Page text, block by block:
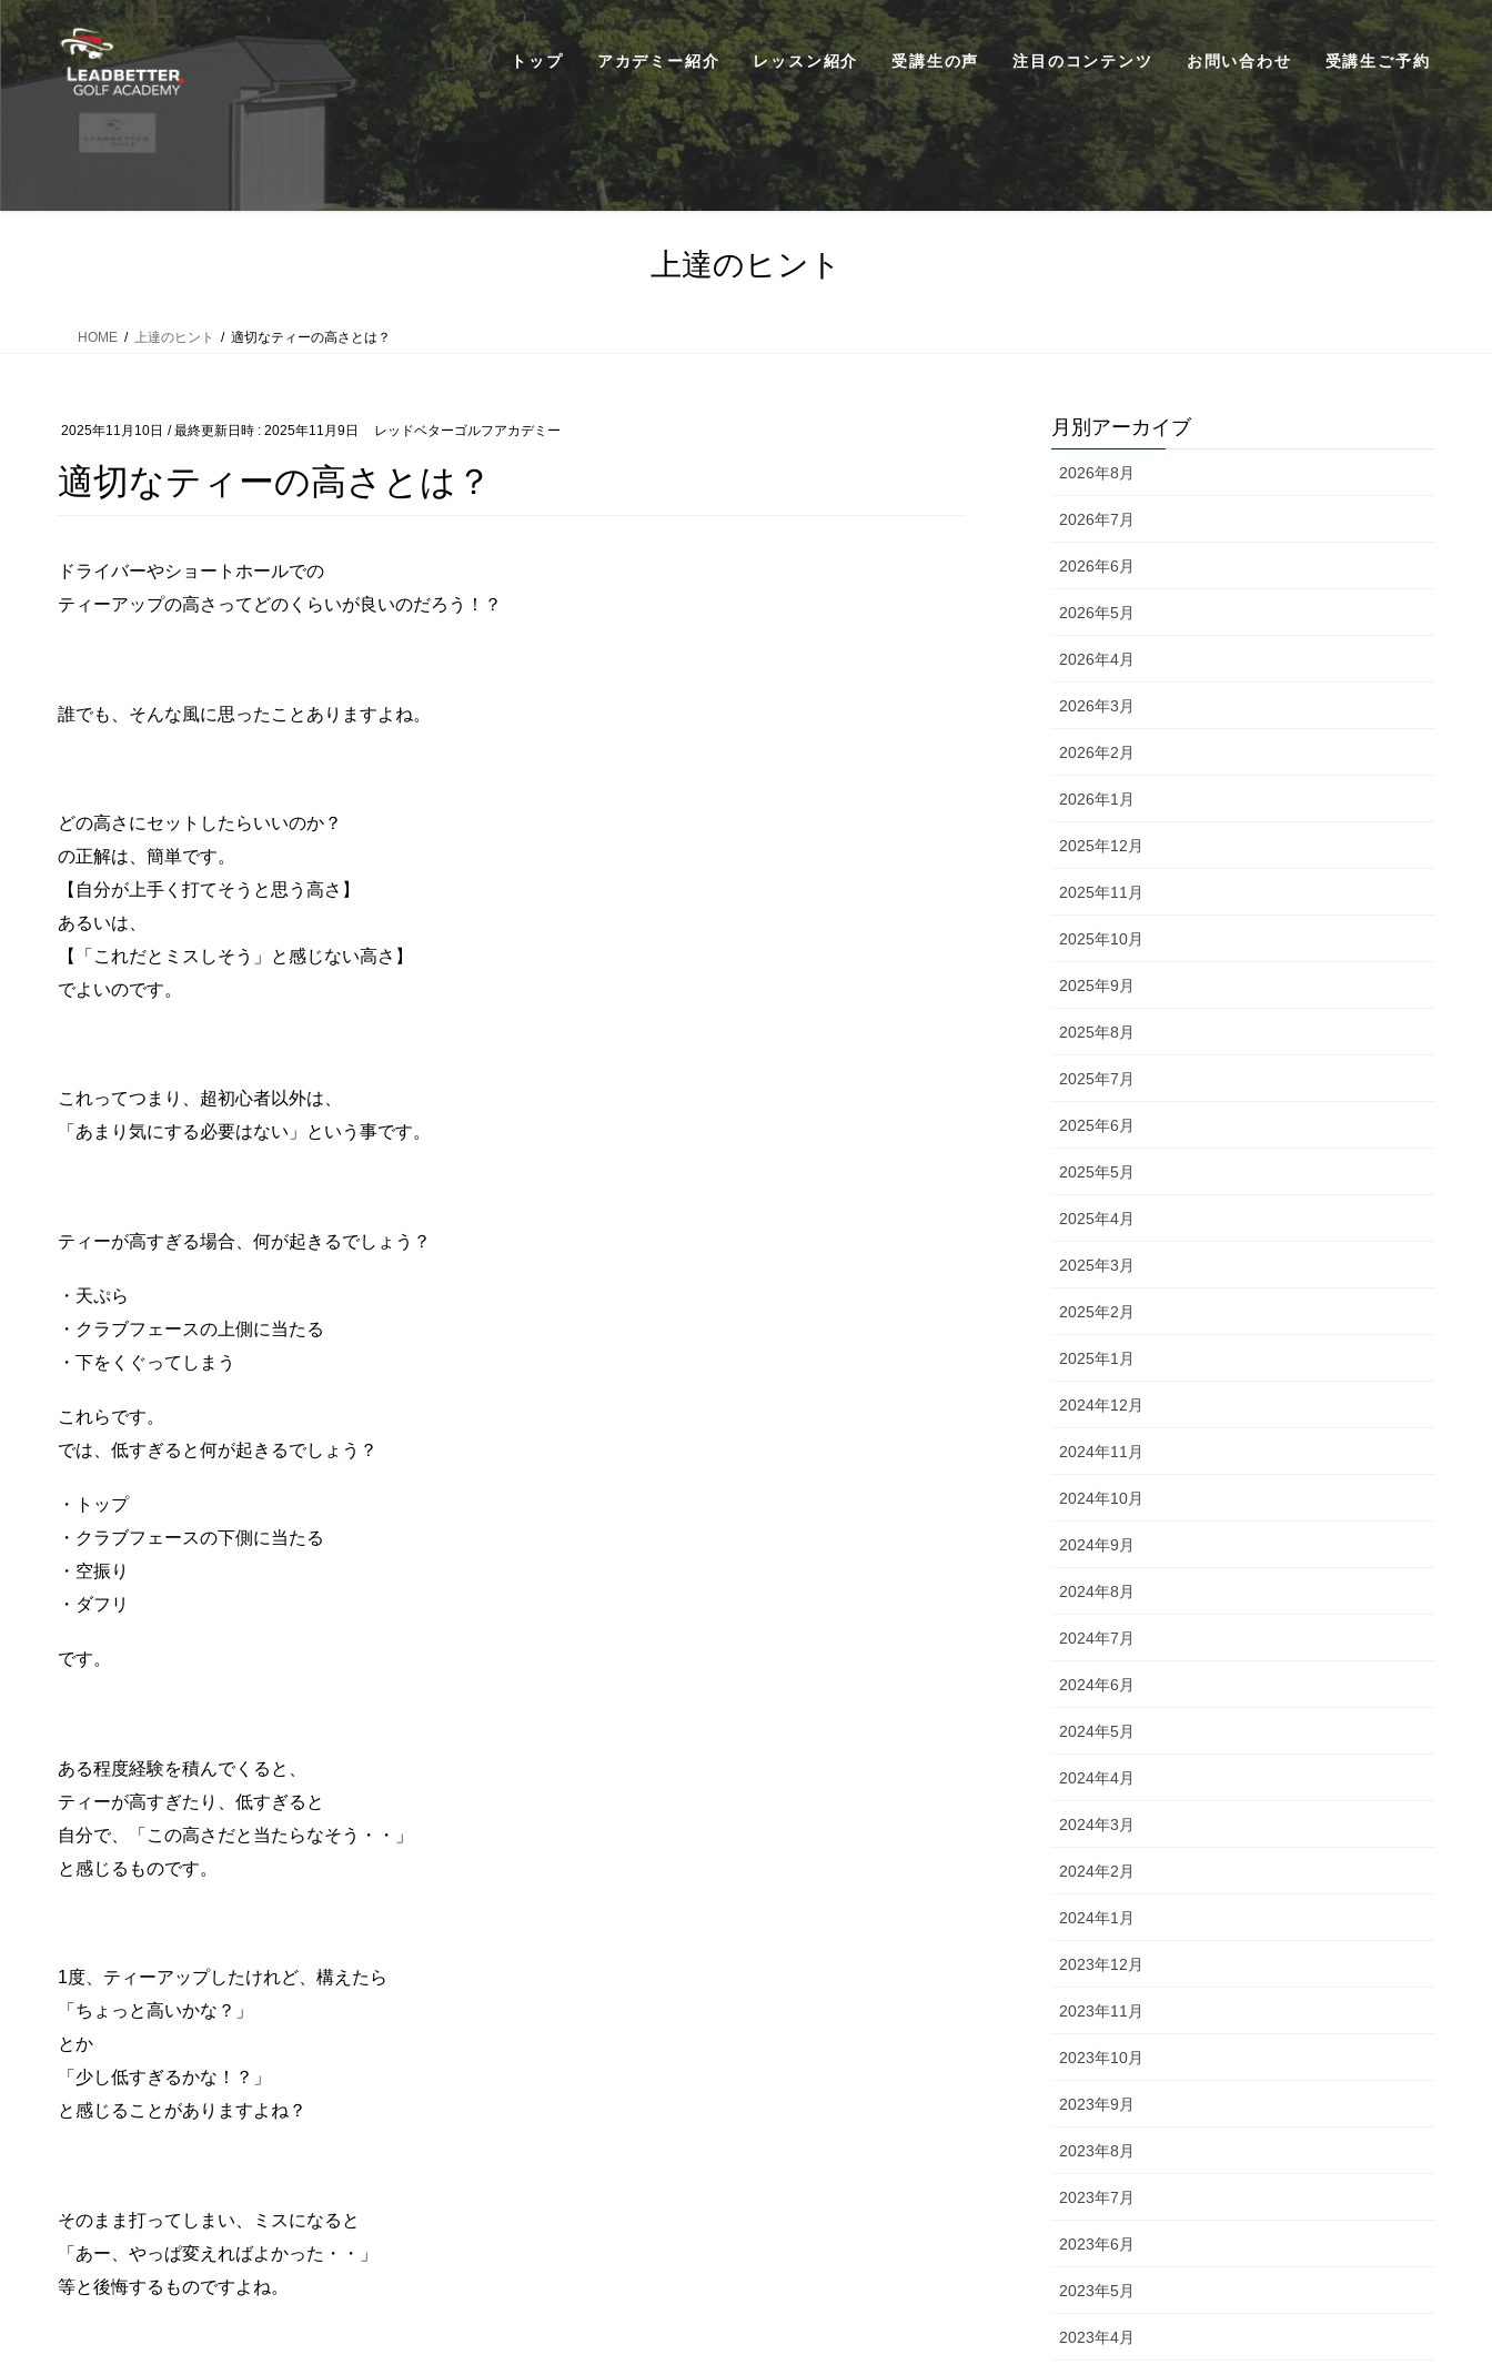
ン
ン
ビ
ー
トップ アカデミー紹介 レッスン紹介 受講生の声 注目のコンテンツ お問い合わせ 受講生ご予約
上達のヒント
HOME 上達のヒント 適切なティーの高さとは？
2025年11月10日 / 最終更新日時 : 2025年11月9日 レッドベターゴルフアカデミー
適切なティーの高さとは？
ドライバーやショートホールでの
ティーアップの高さってどのくらいが良いのだろう！？
誰でも、そんな風に思ったことありますよね。
どの高さにセットしたらいいのか？
の正解は、簡単です。
【自分が上手く打てそうと思う高さ】
あるいは、
【「これだとミスしそう」と感じない高さ】
でよいのです。
これってつまり、超初心者以外は、
「あまり気にする必要はない」という事です。
ティーが高すぎる場合、何が起きるでしょう？
・天ぷら
・クラブフェースの上側に当たる
・下をくぐってしまう
これらです。
では、低すぎると何が起きるでしょう？
・トップ
・クラブフェースの下側に当たる
・空振り
・ダフリ
です。
ある程度経験を積んでくると、
ティーが高すぎたり、低すぎると
自分で、「この高さだと当たらなそう・・」
と感じるものです。
1度、ティーアップしたけれど、構えたら
「ちょっと高いかな？」
とか
「少し低すぎるかな！？」
と感じることがありますよね？
そのまま打ってしまい、ミスになると
「あー、やっぱ変えればよかった・・」
等と後悔するものですよね。
月別アーカイブ
2026年8月
2026年7月
2026年6月
2026年5月
2026年4月
2026年3月
2026年2月
2026年1月
2025年12月
2025年11月
2025年10月
2025年9月
2025年8月
2025年7月
2025年6月
2025年5月
2025年4月
2025年3月
2025年2月
2025年1月
2024年12月
2024年11月
2024年10月
2024年9月
2024年8月
2024年7月
2024年6月
2024年5月
2024年4月
2024年3月
2024年2月
2024年1月
2023年12月
2023年11月
2023年10月
2023年9月
2023年8月
2023年7月
2023年6月
2023年5月
2023年4月